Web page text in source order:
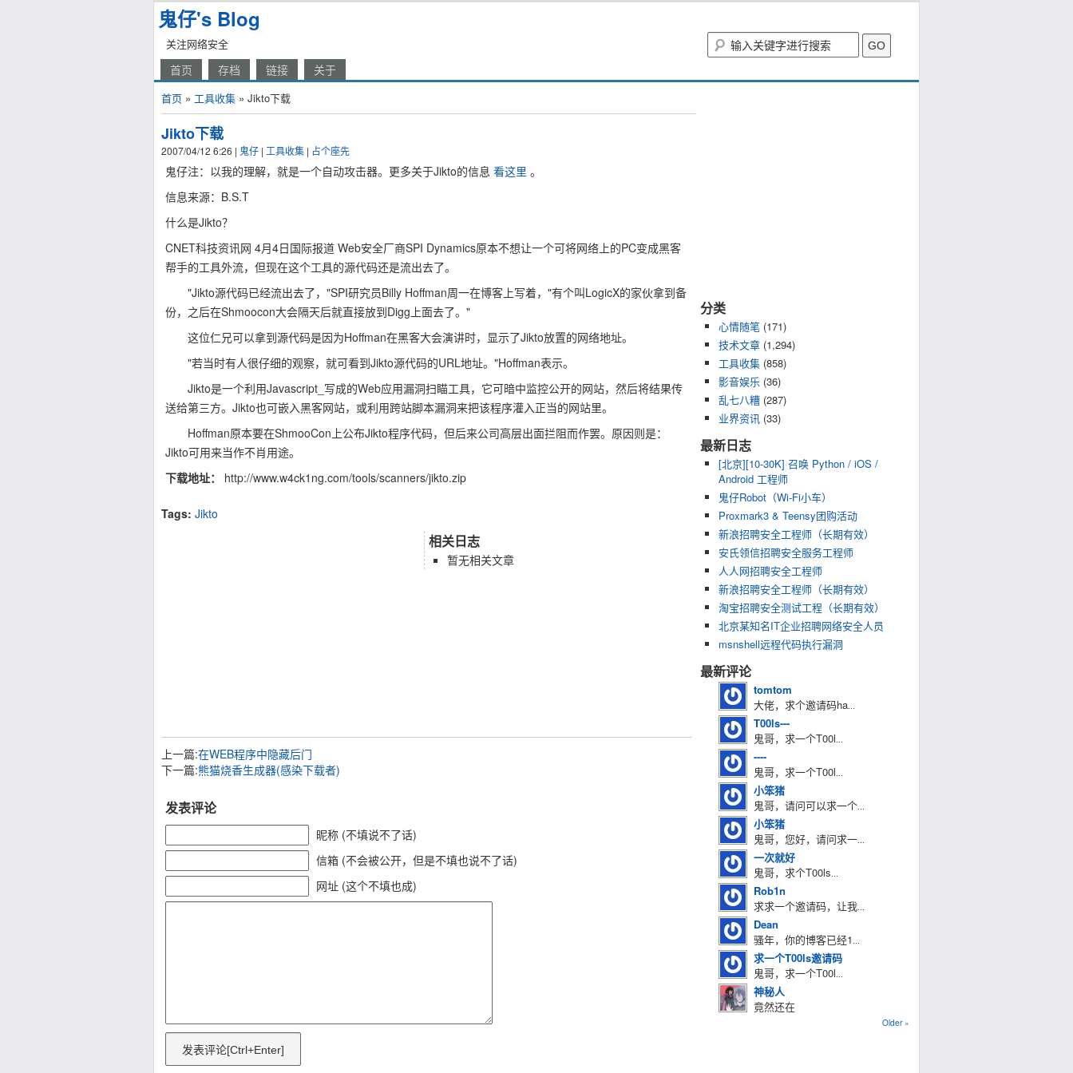
鬼仔's Blog
关注网络安全
首页 存档 链接 关于
首页 » 工具收集 » Jikto下载
Jikto下载
2007/04/12 6:26 | 鬼仔 | 工具收集 | 占个座先
鬼仔注：以我的理解，就是一个自动攻击器。更多关于Jikto的信息 看这里 。
信息来源：B.S.T
什么是Jikto？
CNET科技资讯网 4月4日国际报道 Web安全厂商SPI Dynamics原本不想让一个可将网络上的PC变成黑客
帮手的工具外流，但现在这个工具的源代码还是流出去了。
"Jikto源代码已经流出去了，"SPI研究员Billy Hoffman周一在博客上写着，"有个叫LogicX的家伙拿到备
份，之后在Shmoocon大会隔天后就直接放到Digg上面去了。"
这位仁兄可以拿到源代码是因为Hoffman在黑客大会演讲时，显示了Jikto放置的网络地址。
"若当时有人很仔细的观察，就可看到Jikto源代码的URL地址。"Hoffman表示。
Jikto是一个利用Javascript_写成的Web应用漏洞扫瞄工具，它可暗中监控公开的网站，然后将结果传
送给第三方。Jikto也可嵌入黑客网站，或利用跨站脚本漏洞来把该程序灌入正当的网站里。
Hoffman原本要在ShmooCon上公布Jikto程序代码，但后来公司高层出面拦阻而作罢。原因则是：
Jikto可用来当作不肖用途。
下载地址：
http://www.w4ck1ng.com/tools/scanners/jikto.zip
Tags: Jikto
相关日志
暂无相关文章
上一篇:在WEB程序中隐藏后门
下一篇:熊猫烧香生成器(感染下载者)
发表评论
昵称 (不填说不了话)
信箱 (不会被公开，但是不填也说不了话)
网址 (这个不填也成)
分类
心情随笔 (171)
技术文章 (1,294)
工具收集 (858)
影音娱乐 (36)
乱七八糟 (287)
业界资讯 (33)
最新日志
[北京][10-30K] 召唤 Python / iOS /
Android 工程师
鬼仔Robot（Wi-Fi小车）
Proxmark3 & Teensy团购活动
新浪招聘安全工程师（长期有效）
安氏领信招聘安全服务工程师
人人网招聘安全工程师
新浪招聘安全工程师（长期有效）
淘宝招聘安全测试工程（长期有效）
北京某知名IT企业招聘网络安全人员
msnshell远程代码执行漏洞
最新评论
tomtom
大佬，求个邀请码ha...
T00ls---
鬼哥，求一个T00l...
----
鬼哥，求一个T00l...
小笨猪
鬼哥，请问可以求一个...
小笨猪
鬼哥，您好，请问求一...
一次就好
鬼哥，求个T00ls...
Rob1n
求求一个邀请码，让我...
Dean
骚年，你的博客已经1...
求一个T00ls邀请码
鬼哥，求一个T00l...
神秘人
竟然还在
Older »